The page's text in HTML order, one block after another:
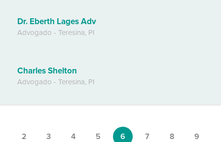
Dr. Eberth Lages Adv
Advogado - Teresina, PI
Charles Shelton
Advogado - Teresina, PI
2 3 4 5 6 7 8 9